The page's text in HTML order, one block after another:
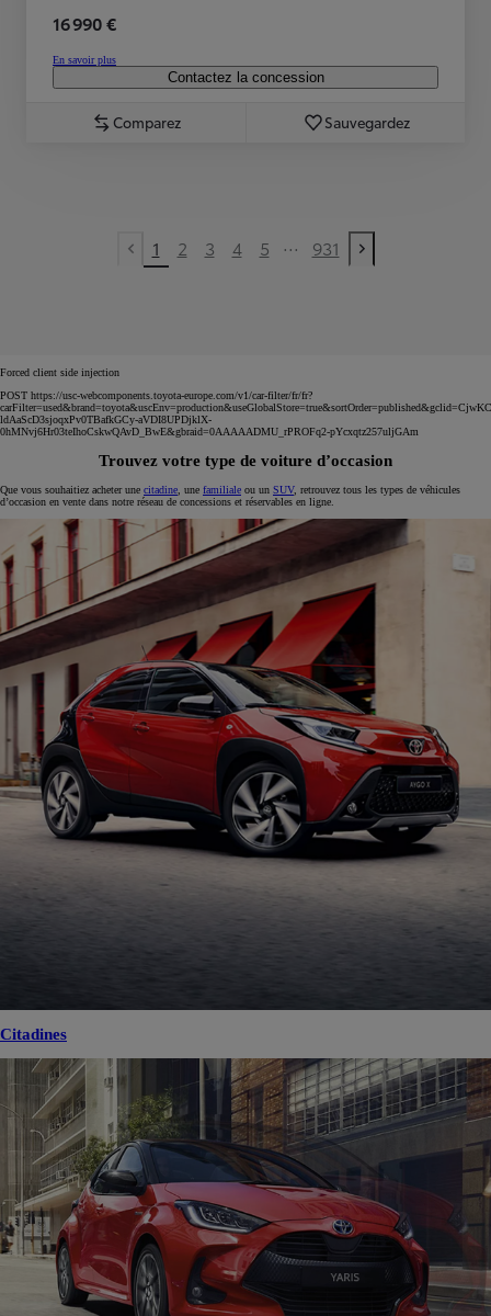
16 990 €
En savoir plus
Contactez la concession
Comparez Sauvegardez
Previous page
1 2 3 4 5 ... 931
Next page
Forced client side injection
POST https://usc-webcomponents.toyota-europe.com/v1/car-filter/fr/fr?
ldAaScD3sjoqxPv0TBafkGCy-aVDI8UPDjklX-
0hMNvj6Hr03teIhoCskwQAvD_BwE&gbraid=0AAAAADMU_rPROFq2-pYcxqtz257uljGAm
Trouvez votre type de voiture d’occasion
Que vous souhaitiez acheter une citadine , une familiale ou un SUV, retrouvez tous les types de véhicules
d’occasion en vente dans notre réseau de concessions et réservables en ligne.
Citadines